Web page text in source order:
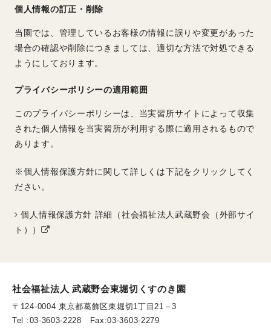
個人情報の訂正・削除
当園では、管理しているお客様の情報に誤りや変更があった
場合の確認や削除につきましては、適切な方法で対処できる
ようにしております。
プライバシーポリシーの適用範囲
このプライバシーポリシーは、当実習所サイトによって収集
された個人情報を当実習所が利用する際に適用されるもので
あります。
※個人情報保護方針に関して詳しくは下記をクリックしてく
ださい。
個人情報保護方針 詳細（社会福祉法人武蔵野会（外部サイ
ト））
社会福祉法人 武蔵野会東堀切くすのき園
〒124-0004 東京都葛飾区東堀切1丁目21－3
Tel :03-3603-2228 Fax:03-3603-2279